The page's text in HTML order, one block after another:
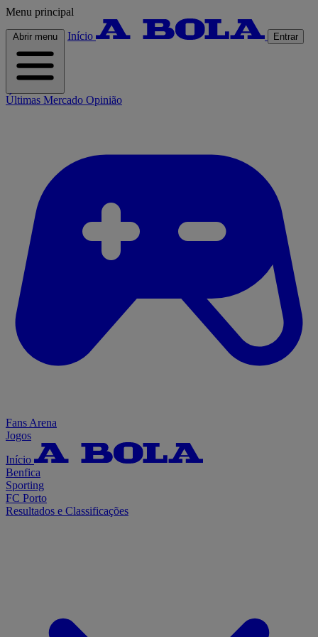
Menu principal
Abrir menu Início Entrar
Últimas Mercado Opinião
Fans Arena
Jogos
Início
Benfica
Sporting
FC Porto
Resultados e Classificações